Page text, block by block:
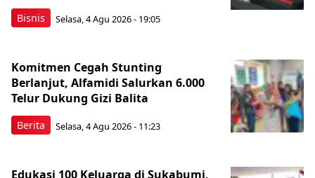
Bisnis Selasa, 4 Agu 2026 - 19:05
Berita
Komitmen Cegah Stunting
Berlanjut, Alfamidi Salurkan 6.000
Telur Dukung Gizi Balita
Selasa, 4 Agu 2026 - 11:23
Edukasi 100 Keluarga di Sukabumi,